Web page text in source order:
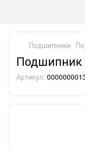
Подшипники
Подшипник
Артикул: